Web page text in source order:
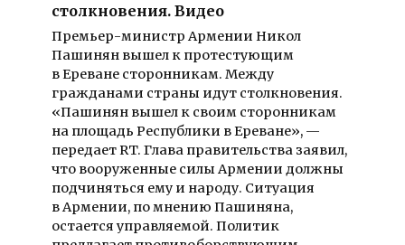
столкновения. Видео
Премьер-министр Армении Никол
Пашинян вышел к протестующим
в Ереване сторонникам. Между
гражданами страны идут столкновения.
«Пашинян вышел к своим сторонникам
на площадь Республики в Ереване», —
передает RT. Глава правительства заявил,
что вооруженные силы Армении должны
подчиняться ему и народу. Ситуация
в Армении, по мнению Пашиняна,
остается управляемой. Политик